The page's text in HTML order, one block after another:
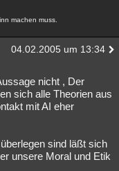
machen muss.
04.02.2005 um 13:34
nicht , Der
sich alle Theorien aus
mit AI eher
sind läßt sich
unsere Moral und Etik